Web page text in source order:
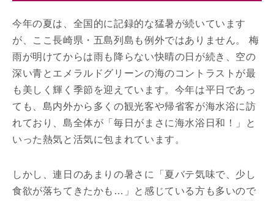
今年の夏は、全国的に記録的な猛暑が続いています
が、ここ長崎県・五島列島も例外ではありません。 梅
雨が明けてからは雨も降らない快晴の日が続き、空の
深い青とエメラルドグリーンの海のコントラストが最
も美しく輝く季節を迎えています。今年は平日であっ
ても、島内外から多くの観光客や帰省客が海水浴に訪
れており、島全体が「毎日がまさに海水浴日和！」と
いった熱気と活気に包まれています。
しかし、連日のあまりの暑さに「夏バテ気味で、少し
食欲が落ちてきたかも…」と感じている方も多いので